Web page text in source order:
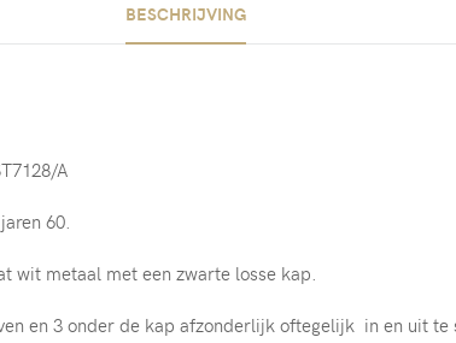
BESCHRIJVING
A
60.
wit metaal met een zwarte losse kap.
en 3 onder de kap afzonderlijk oftegelijk in en uit te